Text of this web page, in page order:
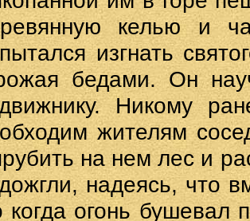
келью и
изгнать
бедами. Он
Никому
жителям
на нем лес и
надеясь, что
когда огонь бушевал